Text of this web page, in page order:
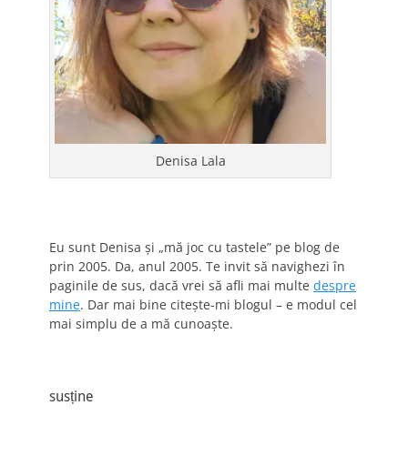
Denisa Lala
Eu sunt Denisa și „mă joc cu tastele” pe blog de
prin 2005. Da, anul 2005. Te invit să navighezi în
paginile de sus, dacă vrei să afli mai multe despre
mine. Dar mai bine citește-mi blogul – e modul cel
mai simplu de a mă cunoaște.
susține